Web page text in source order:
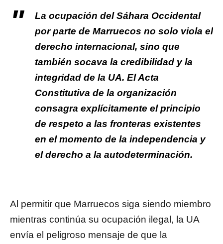
La ocupación del Sáhara Occidental
por parte de Marruecos no solo viola el
derecho internacional, sino que
también socava la credibilidad y la
integridad de la UA. El Acta
Constitutiva de la organización
consagra explícitamente el principio
de respeto a las fronteras existentes
en el momento de la independencia y
el derecho a la autodeterminación.
Al permitir que Marruecos siga siendo miembro
mientras continúa su ocupación ilegal, la UA
envía el peligroso mensaje de que la